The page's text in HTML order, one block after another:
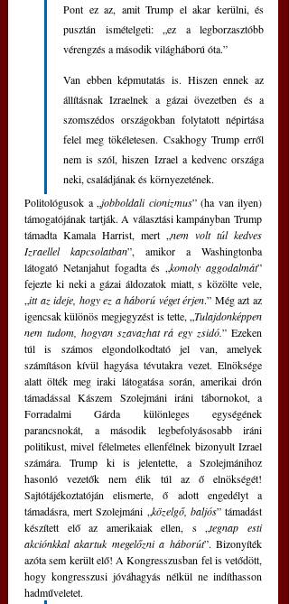
Pont ez az, amit Trump el akar kerülni, és
pusztán ismételgeti: „ez a legborzasztóbb
vérengzés a második világháború óta.”
Van ebben képmutatás is. Hiszen ennek az
állításnak Izraelnek a gázai övezetben és a
szomszédos országokban folytatott népirtása
felel meg tökéletesen. Csakhogy Trump erről
nem is szól, hiszen Izrael a kedvenc országa
neki, családjának és környezetének.
Politológusok a „ jobboldali cionizmus” (ha van ilyen)
támogatójának tartják. A választási kampányban Trump
támadta Kamala Harrist, mert „nem volt túl kedves
Izraellel kapcsolatban”, amikor a Washingtonba
látogató Netanjahut fogadta és „komoly aggodalmát”
fejezte ki neki a gázai áldozatok miatt, s közölte vele,
„itt az ideje, hogy ez a háború véget érjen.” Még azt az
igencsak különös megjegyzést is tette, „Tulajdonképpen
nem tudom, hogyan szavazhat rá egy zsidó.” Ezeken
túl is számos elgondolkodtató jel van, amelyek
számításon kívül hagyása tévutakra vezet. Elnöksége
alatt ölték meg iraki látogatása során, amerikai drón
támadással Kászem Szolejmáni iráni tábornokot, a
Forradalmi Gárda különleges egységének
parancsnokát, a második legbefolyásosabb iráni
politikust, mivel félelmetes ellenfélnek bizonyult Izrael
számára. Trump ki is jelentette, a Szolejmánihoz
hasonló vezetők nem élik túl az ő elnökségét!
Sajtótájékoztatóján elismerte, ő adott engedélyt a
támadásra, mert Szolejmáni „közelgő, baljós” támadást
készített elő az amerikaiak ellen, s „tegnap esti
akciónkkal akartuk megelőzni a háborút”. Bizonyíték
azóta sem került elő! A Kongresszusban fel is vetődött,
hogy kongresszusi jóváhagyás nélkül ne indíthasson
hadműveletet.